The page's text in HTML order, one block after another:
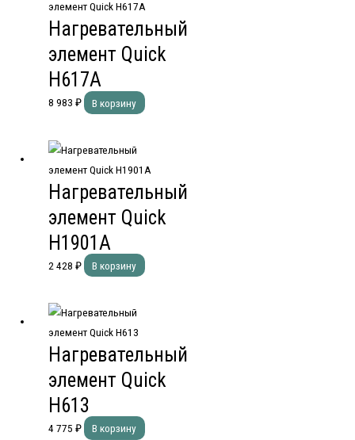
Нагревательный
элемент Quick
H617A
8 983₽ В корзину
Нагревательный
элемент Quick
H1901A
2 428₽ В корзину
Нагревательный
элемент Quick
H613
4 775₽ В корзину